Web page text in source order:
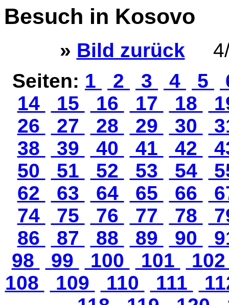
Besuch in Kosovo
» Bild zurück
Seiten: 1 2 3 4 5
14
15 16 17 18
26
27 28 29 30
38
39 40 41 42
50
51 52 53 54
62
63 64 65 66
74
75 76 77 78
86
87 88 89 90
98
99 100 101
108
109 110 111